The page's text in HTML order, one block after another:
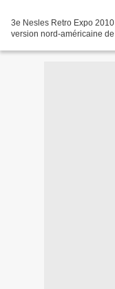
3e Nesles Retro Expo
version nord-américaine